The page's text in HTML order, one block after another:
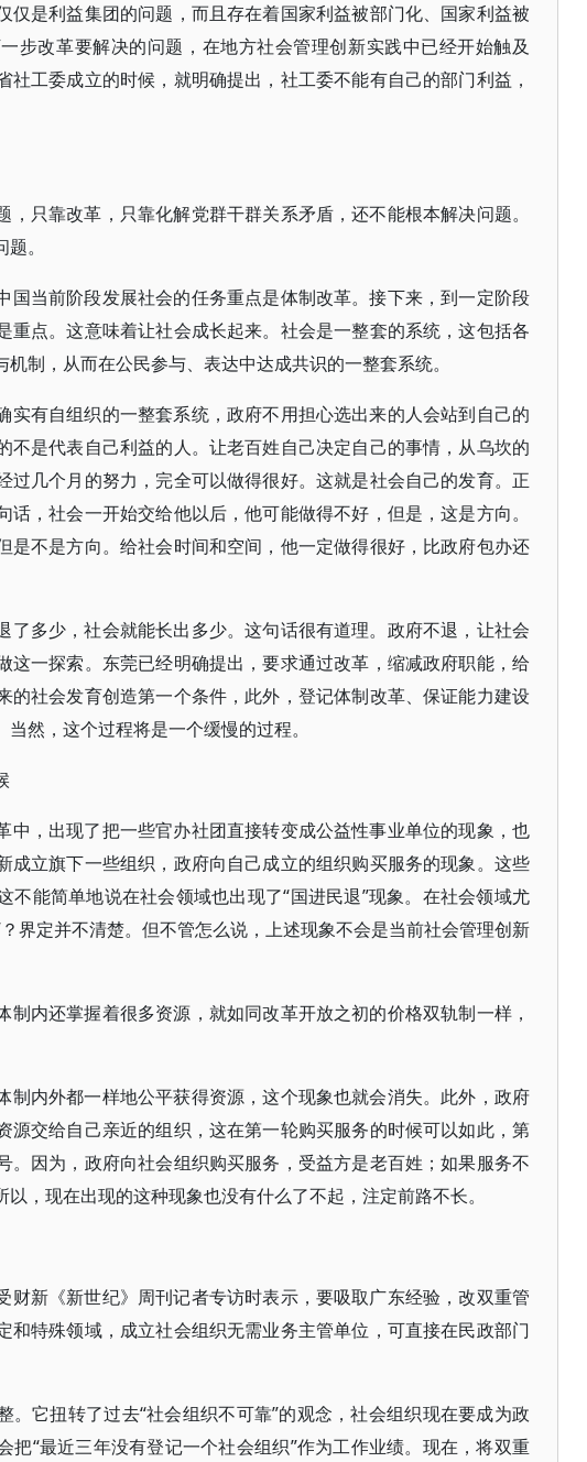
仅是利益集团的问题，而且存在着国家利益被部门化、国家利益被
步改革要解决的问题，在地方社会管理创新实践中已经开始触及
社工委成立的时候，就明确提出，社工委不能有自己的部门利益，
只靠改革，只靠化解党群干群关系矛盾，还不能根本解决问题。
。
国当前阶段发展社会的任务重点是体制改革。接下来，到一定阶段
重点。这意味着让社会成长起来。社会是一整套的系统，这包括各
制，从而在公民参与、表达中达成共识的一整套系统。
实有自组织的一整套系统，政府不用担心选出来的人会站到自己的
不是代表自己利益的人。让老百姓自己决定自己的事情，从乌坎的
过几个月的努力，完全可以做得很好。这就是社会自己的发育。正
，社会一开始交给他以后，他可能做得不好，但是，这是方向。
是不是方向。给社会时间和空间，他一定做得很好，比政府包办还
了多少，社会就能长出多少。这句话很有道理。政府不退，让社会
这一探索。东莞已经明确提出，要求通过改革，缩减政府职能，给
的社会发育创造第一个条件，此外，登记体制改革、保证能力建设
然，这个过程将是一个缓慢的过程。
中，出现了把一些官办社团直接转变成公益性事业单位的现象，也
成立旗下一些组织，政府向自己成立的组织购买服务的现象。这些
不能简单地说在社会领域也出现了“国进民退”现象。在社会领域尤
界定并不清楚。但不管怎么说，上述现象不会是当前社会管理创新
制内还掌握着很多资源，就如同改革开放之初的价格双轨制一样，
制内外都一样地公平获得资源，这个现象也就会消失。此外，政府
源交给自己亲近的组织，这在第一轮购买服务的时候可以如此，第
。因为，政府向社会组织购买服务，受益方是老百姓；如果服务不
，现在出现的这种现象也没有什么了不起，注定前路不长。
财新《新世纪》周刊记者专访时表示，要吸取广东经验，改双重管
和特殊领域，成立社会组织无需业务主管单位，可直接在民政部门
。它扭转了过去“社会组织不可靠”的观念，社会组织现在要成为政
把“最近三年没有登记一个社会组织”作为工作业绩。现在，将双重